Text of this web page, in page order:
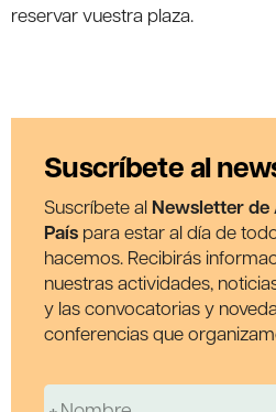
reservar vuestra plaza.
Suscríbete al
Suscríbete al Newsletter de
País para estar al día de
hacemos. Recibirás
nuestras actividades,
y las convocatorias y
conferencias que